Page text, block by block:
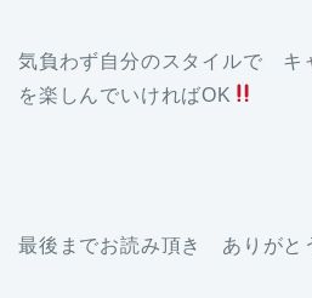
気負わず自分のスタイルで キ
を楽しんでいければOK
最後までお読み頂き ありがと